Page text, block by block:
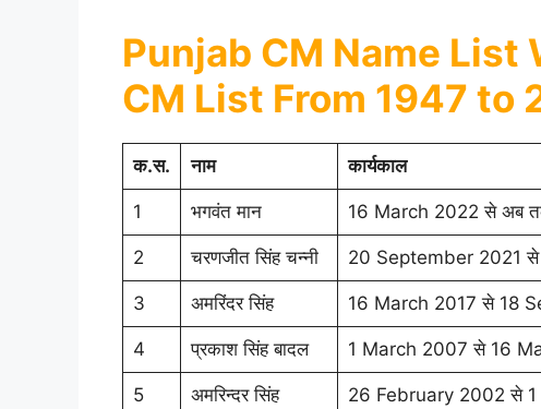
Punjab CM Name
CM List From 1947 to
क.स. नाम कार्यकाल
1 भगवंत मान 16 March 2022 से अब
2 चरणजीत सिंह चन्नी 20 September 2021
3 अमरिंदर सिंह 16 March 2017 से 18
4 प्रकाश सिंह बादल 1 March 2007 से 16
5 अमरिन्दर सिंह 26 February 2002 से